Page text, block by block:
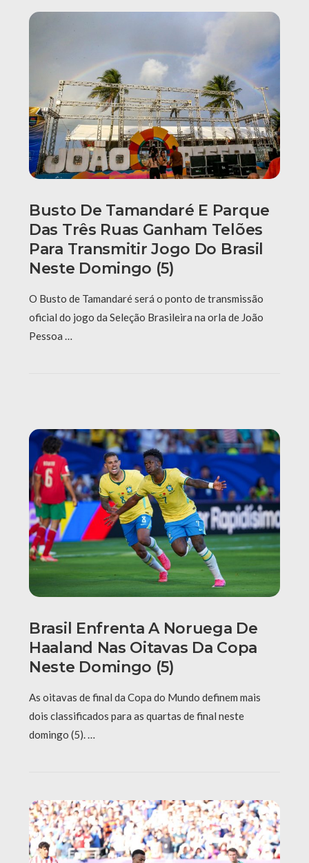
Busto De Tamandaré E Parque
Das Três Ruas Ganham Telões
Para Transmitir Jogo Do Brasil
Neste Domingo (5)
O Busto de Tamandaré será o ponto de transmissão
oficial do jogo da Seleção Brasileira na orla de João
Pessoa …
Brasil Enfrenta A Noruega De
Haaland Nas Oitavas Da Copa
Neste Domingo (5)
As oitavas de final da Copa do Mundo definem mais
dois classificados para as quartas de final neste
domingo (5). …